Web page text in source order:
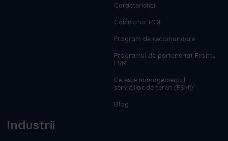
Caracteristici
Calculator ROI
Program de recomandare
Programul de parteneriat Frontu
FSM
Ce este managementul
serviciilor de teren (FSM)?
Blog
Industrii